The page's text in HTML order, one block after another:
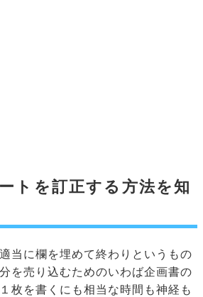
トを訂正する方法を知
当に欄を埋めて終わりというもの
を売り込むためのいわば企画書の
枚を書くにも相当な時間も神経も